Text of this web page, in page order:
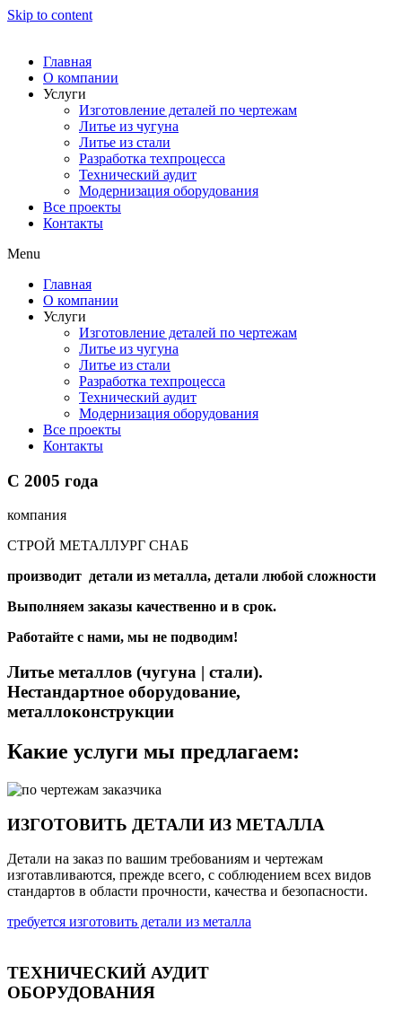
Skip to content
Главная
О компании
Услуги
Изготовление деталей по чертежам
Литье из чугуна
Литье из стали
Разработка техпроцесса
Технический аудит
Модернизация оборудования
Все проекты
Контакты
Menu
Главная
О компании
Услуги
Изготовление деталей по чертежам
Литье из чугуна
Литье из стали
Разработка техпроцесса
Технический аудит
Модернизация оборудования
Все проекты
Контакты
С 2005 года
компания
СТРОЙ МЕТАЛЛУРГ СНАБ
производит детали из металла, детали любой сложности
Выполняем заказы качественно и в срок.
Работайте с нами, мы не подводим!
Литье металлов (чугуна | стали).
Нестандартное оборудование,
металлоконструкции
Какие услуги мы предлагаем:
ИЗГОТОВИТЬ ДЕТАЛИ ИЗ МЕТАЛЛА
Детали на заказ по вашим требованиям и чертежам
изготавливаются, прежде всего, с соблюдением всех видов
стандартов в области прочности, качества и безопасности.
требуется изготовить детали из металла
ТЕХНИЧЕСКИЙ АУДИТ
ОБОРУДОВАНИЯ